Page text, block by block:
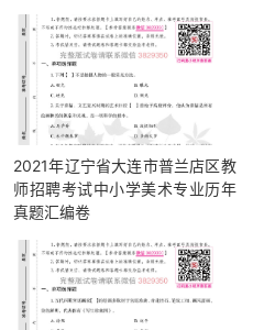
2021年辽宁省大连市普兰店区教
师招聘考试中小学美术专业历年
真题汇编卷